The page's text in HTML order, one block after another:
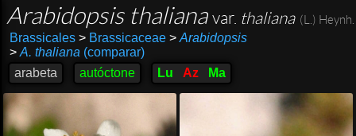
Arabidopsis thaliana var. thaliana (L.) Heynh.
Brassicales >Brassicaceae > Arabidopsis
> A. thaliana (comparar)
arabeta
autóctone Lu Az Ma